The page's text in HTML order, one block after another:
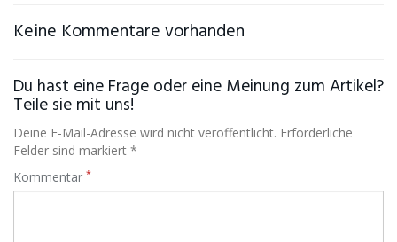
Keine Kommentare vorhanden
Du hast eine Frage oder eine Meinung zum Artikel?
Teile sie mit uns!
Deine E-Mail-Adresse wird nicht veröffentlicht. Erforderliche
Felder sind markiert *
Kommentar *